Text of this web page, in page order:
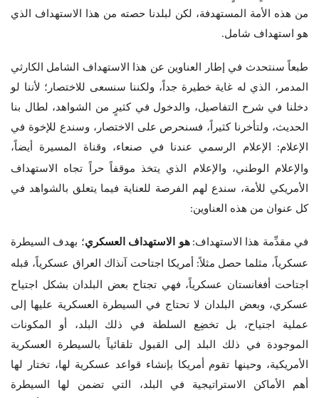
من هذه الأمة المستهدفة، لكن لبلدنا حصته من هذا الاستهداف الذي
هو استهداف شامل.
طبعاً سنتحدث في إطار العناوين عن هذا الاستهداف الشامل الكارثي
المدمر، الذي له غاية خطيرة جداً، ولكننا سنسعى للاختصار؛ لأننا لو
دخلنا في شرح التفاصيل، والدخول في كثيرٍ من الشواهد، لطال بنا
الحديث، ولتأخرنا كثيراً، فسنحرص على الاختصار، وسندع للإخوة في
الإعلام:
الإعلام الرسمي عندنا في صنعاء، وقناة المسيرة أيضاً،
والإعلام الوطني، والإعلام الذي يتخذ موقفاً حراً تجاه الاستهداف
الأمريكي للأمة، سندع لهم الفرصة للعناية فيما يتعلق بالشواهد في
كل عنوان من هذه العناوين:
في مقدِّمة هذا الاستهداف:هو الاستهداف العسكري؛ بهدف السيطرة
عسكرياً، مثلما حصل مثلاً:
أمريكا اجتاحت آنذاك العراق عسكرياً، قبله
اجتاحت أفغانستان عسكرياً، فهي تجتاح بعض البلدان بشكل اجتياح
عسكري، وبعض البلدان لا تحتاج في السيطرة العسكرية عليها إلى
عملية اجتياح، بل تخضِع السلطة في ذلك البلد، أو المكونات
الموجودة في ذلك البلد إلى القبول تلقائياً بالسيطرة العسكرية
الأمريكية، وحينها تقوم أمريكا بإنشاء قواعد عسكرية لها، تختار لها
أهم الأماكن الاستراتيجية في البلد، التي تضمن لها السيطرة